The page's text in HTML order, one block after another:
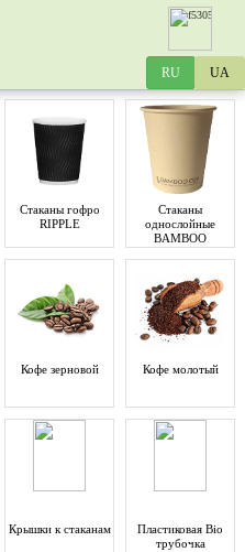
Стаканы гофро
RIPPLE
Стаканы
однослойные
BAMBOO
Кофе зерновой Кофе молотый
Крышки к стаканам
Пластиковая Bio
трубочка